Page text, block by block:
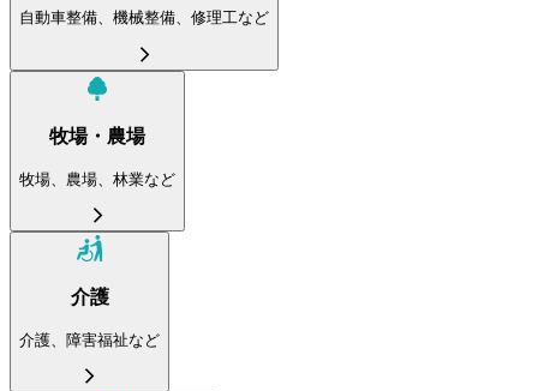
自動車整備、機械整備、修理工など
牧場・農場
牧場、農場、林業など
介護
介護、障害福祉など